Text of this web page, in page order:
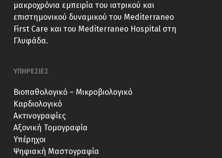
μακροχρόνια εμπειρία του ιατρικού και
επιστημονικού δυναμικού του Mediterraneo
First Care και του Mediterraneo Hospital στη
Γλυφάδα.
ΥΠΗΡΕΣΙΕΣ
Βιοπαθολογικό – Μικροβιολογικό
Καρδιολογικό
Ακτινογραφίες
Αξονική Τομογραφία
Υπέρηχοι
Ψηφιακή Μαστογραφία